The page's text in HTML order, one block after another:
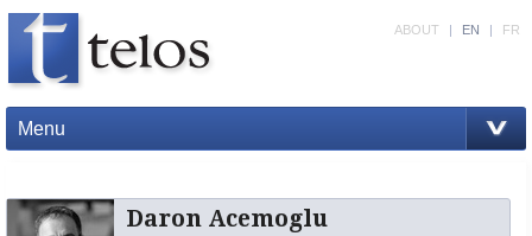
Menu
ABOUT | EN | FR
Daron Acemoglu